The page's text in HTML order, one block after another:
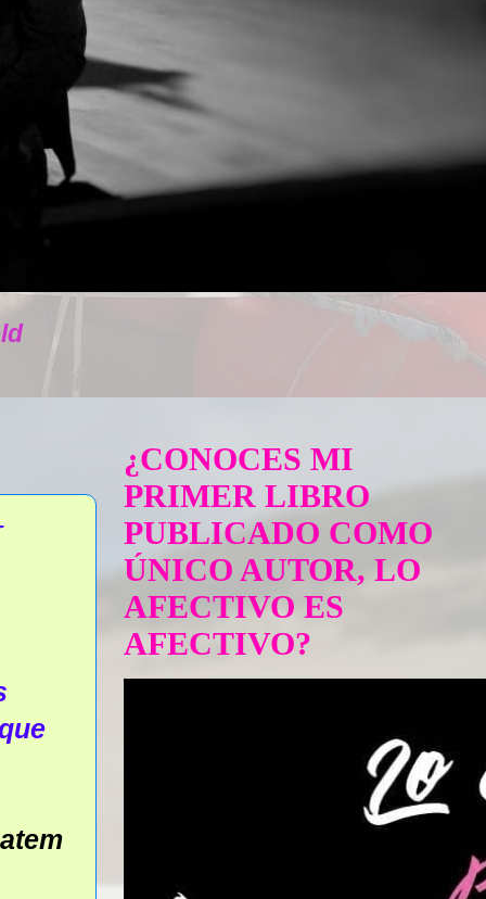
¿CONOCES MI
PRIMER LIBRO
PUBLICADO COMO
ÚNICO AUTOR, LO
AFECTIVO ES
AFECTIVO?